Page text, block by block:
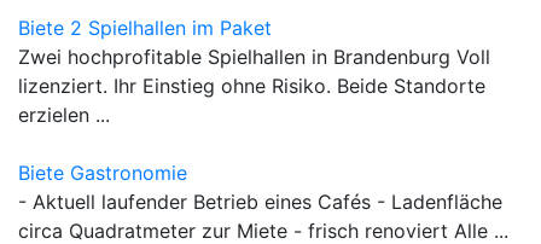
Biete 2 Spielhallen im Paket
Zwei hochprofitable Spielhallen in Brandenburg Voll
lizenziert. Ihr Einstieg ohne Risiko. Beide Standorte
erzielen ...
Biete Gastronomie
- Aktuell laufender Betrieb eines Cafés - Ladenfläche
circa Quadratmeter zur Miete - frisch renoviert Alle ...